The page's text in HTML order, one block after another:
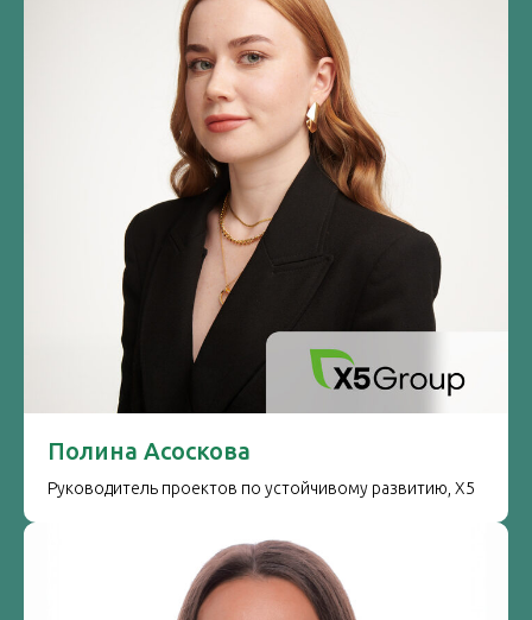
Полина Асоскова
Руководитель проектов по устойчивому развитию, Х5